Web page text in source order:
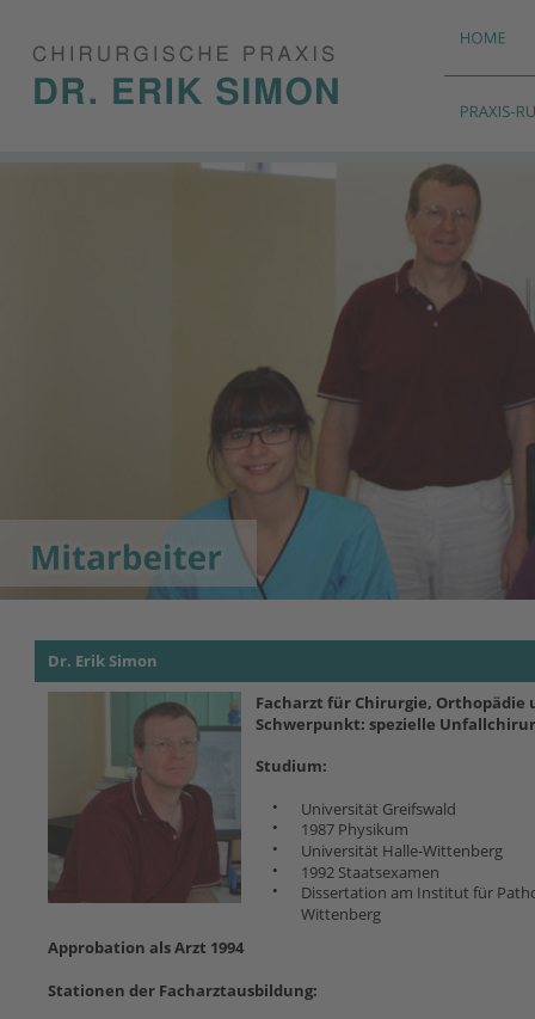
Dr. Erik Simon
Approbation als Arzt 1994
Stationen der Facharztausbildung:
Facharzt für Chirurgie,
Schwerpunkt: spezielle
Studium:
• Universität Greifswald
• 1987 Physikum
• Universität Halle-Wittenberg
• 1992 Staatsexamen
•
Dissertation am Institut für
Wittenberg